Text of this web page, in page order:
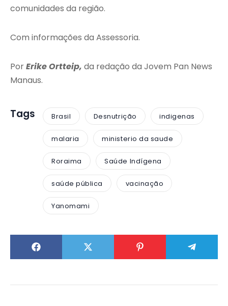
comunidades da região.
Com informações da Assessoria.
PorErike Ortteip, da redação da Jovem Pan News
Manaus.
Tags Brasil Desnutrição indigenas
malaria ministerio da saude
Roraima Saúde Indígena
saúde pública vacinação
Yanomami